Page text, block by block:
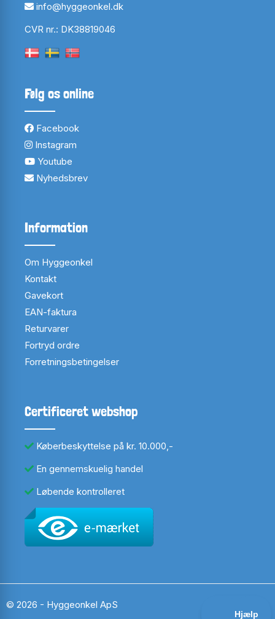
info@hyggeonkel.dk
CVR nr.: DK38819046
Følg os online
Facebook
Instagram
Youtube
Nyhedsbrev
Information
Om Hyggeonkel
Kontakt
Gavekort
EAN-faktura
Returvarer
Fortryd ordre
Forretningsbetingelser
Certificeret webshop
Køberbeskyttelse på kr. 10.000,-
En gennemskuelig handel
Løbende kontrolleret
© 2026 - Hyggeonkel ApS